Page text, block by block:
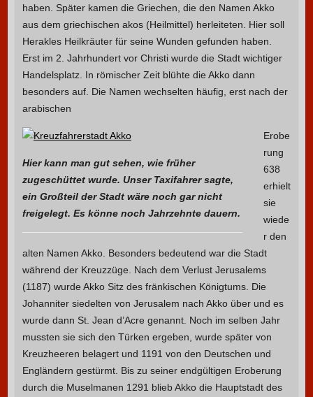
haben. Später kamen die Griechen, die den Namen Akko
aus dem griechischen akos (Heilmittel) herleiteten. Hier soll
Herakles Heilkräuter für seine Wunden gefunden haben.
Erst im 2. Jahrhundert vor Christi wurde die Stadt wichtiger
Handelsplatz. In römischer Zeit blühte die Akko dann
besonders auf. Die Namen wechselten häufig, erst nach der
arabischen
Hier kann man gut sehen, wie früher
zugeschüttet wurde. Unser Taxifahrer sagte,
ein Großteil der Stadt wäre noch gar nicht
freigelegt. Es könne noch Jahrzehnte dauern.
Erobe
rung
638
erhielt
sie
wiede
r den
alten Namen Akko. Besonders bedeutend war die Stadt
während der Kreuzzüge. Nach dem Verlust Jerusalems
(1187) wurde Akko Sitz des fränkischen Königtums. Die
Johanniter siedelten von Jerusalem nach Akko über und es
wurde dann St. Jean d’Acre genannt. Noch im selben Jahr
mussten sie sich den Türken ergeben, wurde später von
Kreuzheeren belagert und 1191 von den Deutschen und
Engländern gestürmt. Bis zu seiner endgültigen Eroberung
durch die Muselmanen 1291 blieb Akko die Hauptstadt des